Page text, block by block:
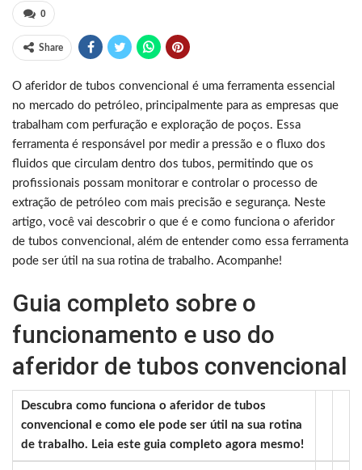
0
Share
O aferidor de tubos convencional é uma ferramenta essencial
no mercado do petróleo, principalmente para as empresas que
trabalham com perfuração e exploração de poços. Essa
ferramenta é responsável por medir a pressão e o fluxo dos
fluidos que circulam dentro dos tubos, permitindo que os
profissionais possam monitorar e controlar o processo de
extração de petróleo com mais precisão e segurança. Neste
artigo, você vai descobrir o que é e como funciona o aferidor
de tubos convencional, além de entender como essa ferramenta
pode ser útil na sua rotina de trabalho. Acompanhe!
Guia completo sobre o
funcionamento e uso do
aferidor de tubos convencional
Descubra como funciona o aferidor de tubos
convencional e como ele pode ser útil na sua rotina
de trabalho. Leia este guia completo agora mesmo!